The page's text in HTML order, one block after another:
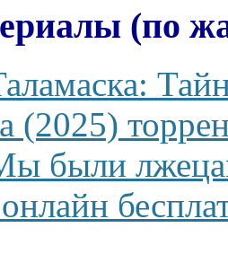
(по
(2025)
были